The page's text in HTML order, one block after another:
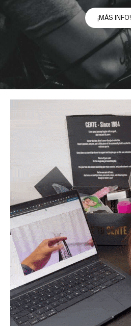
¡MÁS INFO!